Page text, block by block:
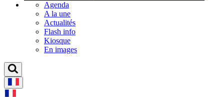
Agenda
A la une
Actualités
Flash info
Kiosque
En images